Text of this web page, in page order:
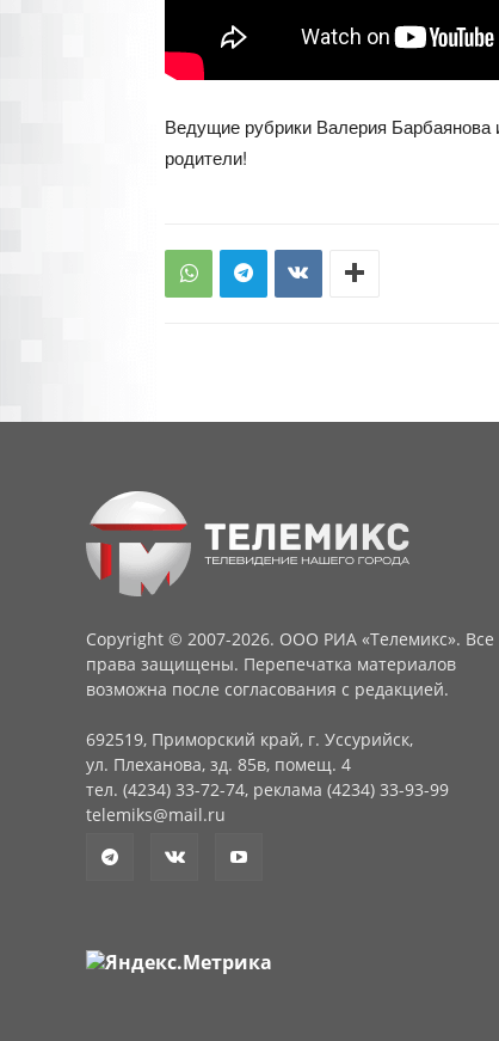
Ведущие рубрики Валерия
родители!
Copyright © 2007-2026. ООО РИА «Телемикс». Все
права защищены. Перепечатка материалов
возможна после согласования с редакцией.
692519, Приморский край, г. Уссурийск,
ул. Плеханова, зд. 85в, помещ. 4
тел. (4234) 33-72-74, реклама (4234) 33-93-99
telemiks@mail.ru